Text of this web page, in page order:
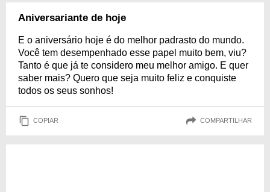
Aniversariante de hoje
E o aniversário hoje é do melhor padrasto do mundo.
Você tem desempenhado esse papel muito bem, viu?
Tanto é que já te considero meu melhor amigo. E quer
saber mais? Quero que seja muito feliz e conquiste
todos os seus sonhos!
COPIAR COMPARTILHAR